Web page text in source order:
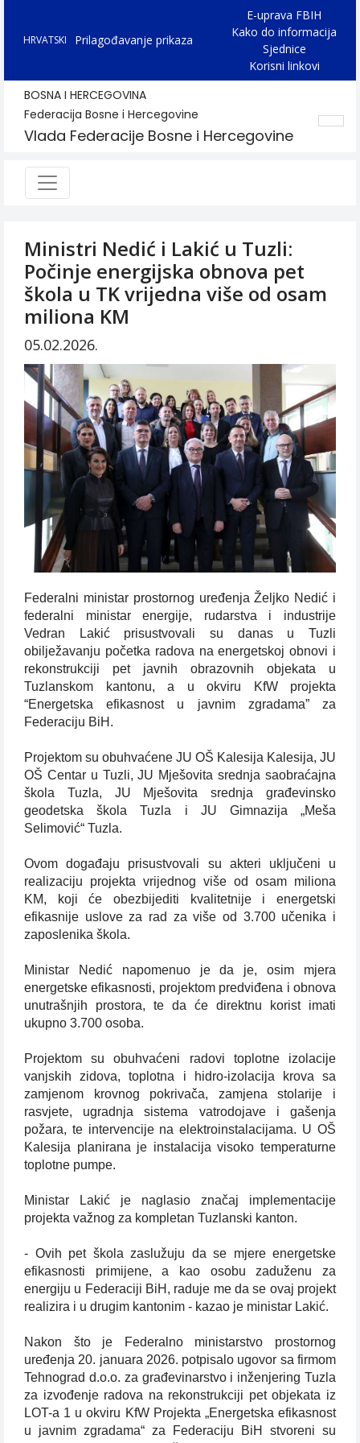
HRVATSKI Prilagođavanje prikaza
E-uprava FBIH
Kako do informacija
Sjednice
Korisni linkovi
BOSNA I HERCEGOVINA
Federacija Bosne i Hercegovine
Vlada Federacije Bosne i Hercegovine
Ministri Nedić i Lakić u Tuzli:
Počinje energijska obnova pet
škola u TK vrijedna više od osam
miliona KM
05.02.2026.
Federalni ministar prostornog uređenja Željko Nedić i
federalni ministar energije, rudarstva i industrije
Vedran Lakić prisustvovali su danas u Tuzli
obilježavanju početka radova na energetskoj obnovi i
rekonstrukciji pet javnih obrazovnih objekata u
Tuzlanskom kantonu, a u okviru KfW projekta
“Energetska efikasnost u javnim zgradama” za
Federaciju BiH.
Projektom su obuhvaćene JU OŠ Kalesija Kalesija, JU
OŠ Centar u Tuzli, JU Mješovita srednja saobraćajna
škola Tuzla, JU Mješovita srednja građevinsko
geodetska škola Tuzla i JU Gimnazija „Meša
Selimović“ Tuzla.
Ovom događaju prisustvovali su akteri uključeni u
realizaciju projekta vrijednog više od osam miliona
KM, koji će obezbijediti kvalitetnije i energetski
efikasnije uslove za rad za više od 3.700 učenika i
zaposlenika škola.
Ministar Nedić napomenuo je da je, osim mjera
energetske efikasnosti, projektom predviđena i obnova
unutrašnjih prostora, te da će direktnu korist imati
ukupno 3.700 osoba.
Projektom su obuhvaćeni radovi toplotne izolacije
vanjskih zidova, toplotna i hidro-izolacija krova sa
zamjenom krovnog pokrivača, zamjena stolarije i
rasvjete, ugradnja sistema vatrodojave i gašenja
požara, te intervencije na elektroinstalacijama. U OŠ
Kalesija planirana je instalacija visoko temperaturne
toplotne pumpe.
Ministar Lakić je naglasio značaj implementacije
projekta važnog za kompletan Tuzlanski kanton.
- Ovih pet škola zaslužuju da se mjere energetske
efikasnosti primijene, a kao osobu zaduženu za
energiju u Federaciji BiH, raduje me da se ovaj projekt
realizira i u drugim kantonim - kazao je ministar Lakić.
Nakon što je Federalno ministarstvo prostornog
uređenja 20. januara 2026. potpisalo ugovor sa firmom
Tehnograd d.o.o. za građevinarstvo i inženjering Tuzla
za izvođenje radova na rekonstrukciji pet objekata iz
LOT-a 1 u okviru KfW Projekta „Energetska efikasnost
u javnim zgradama“ za Federaciju BiH stvoreni su